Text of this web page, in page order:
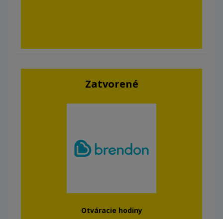
Zatvorené
Otváracie hodiny